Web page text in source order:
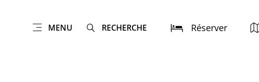
MENU RECHERCHE Réserver